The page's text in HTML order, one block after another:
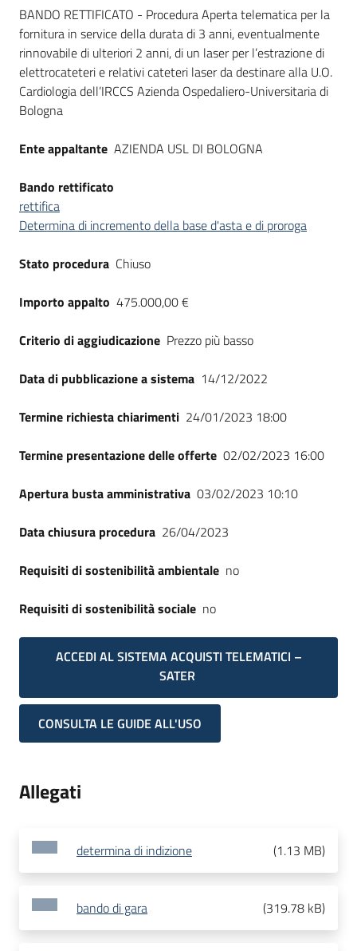
Dati del bando
BANDO RETTIFICATO - Procedura Aperta telematica per la
fornitura in service della durata di 3 anni, eventualmente
rinnovabile di ulteriori 2 anni, di un laser per l’estrazione di
elettrocateteri e relativi cateteri laser da destinare alla U.O.
Cardiologia dell’IRCCS Azienda Ospedaliero-Universitaria di
Bologna
Ente appaltante AZIENDA USL DI BOLOGNA
Bando rettificato
rettifica
Determina di incremento della base d'asta e di proroga
Stato procedura Chiuso
Importo appalto 475.000,00 €
Criterio di aggiudicazione Prezzo più basso
Data di pubblicazione a sistema 14/12/2022
Termine richiesta chiarimenti 24/01/2023 18:00
Termine presentazione delle offerte 02/02/2023 16:00
Apertura busta amministrativa 03/02/2023 10:10
Data chiusura procedura 26/04/2023
Requisiti di sostenibilità ambientale no
Requisiti di sostenibilità sociale no
ACCEDI AL SISTEMA ACQUISTI TELEMATICI –
SATER
CONSULTA LE GUIDE ALL'USO
Allegati
determina di indizione (1.13 MB)
bando di gara (319.78 kB)